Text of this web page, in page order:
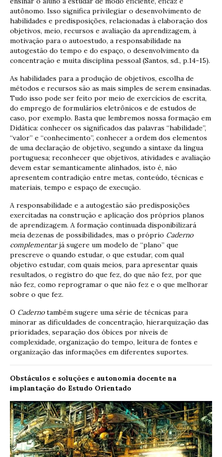
autônomo. Isso significa privilegiar o desenvolvimento de
habilidades e predisposições, relacionadas à elaboração dos
objetivos, meio, recursos e avaliação da aprendizagem, à
motivação para o autoestudo, a responsabilidade na
autogestão do tempo e do espaço, o desenvolvimento da
concentração e muita disciplina pessoal (Santos, sd., p.14-15).
As habilidades para a produção de objetivos, escolha de
métodos e recursos são as mais simples de serem ensinadas.
Tudo isso pode ser feito por meio de exercícios de escrita,
do emprego de formulários eletrônicos e de estudos de
caso, por exemplo. Basta que lembremos nossa formação em
Didática: conhecer os significados das palavras “habilidade”,
“valor” e “conhecimento”, conhecer a ordem dos elementos
de uma declaração de objetivo, segundo a sintaxe da língua
portuguesa; reconhecer que objetivos, atividades e avaliação
devem estar semanticamente alinhados, isto é, não
apresentem contradição entre metas, conteúdo, técnicas e
materiais, tempo e espaço de execução.
A responsabilidade e a autogestão são predisposições
exercitadas na construção e aplicação dos próprios planos
de aprendizagem. A formação continuada disponibilizará
meia dezenas de possibilidades, mas o próprio Caderno
complementarjá sugere um modelo de “plano” que
prescreve o quando estudar, o que estudar, com qual
objetivo estudar, com quais meios, para apresentar quais
resultados, o registro do que fez, do que não fez, por que
não fez, como reprogramar o que não fez e o que melhorar
sobre o que fez.
O Cadernotambém sugere uma série de técnicas para
minorar as dificuldades de concentração, hierarquização das
prioridades, separação dos óbices por níveis de
complexidade, organização do tempo, leitura de fontes e
organização das informações em diferentes suportes.
Obstáculos e soluções e autonomia docente na
implantação do Estudo Orientado